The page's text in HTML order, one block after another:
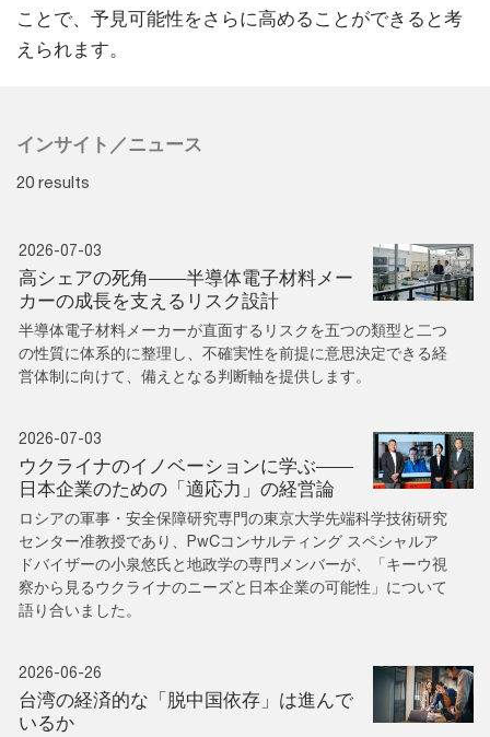
ことで、予見可能性をさらに高めることができると考
えられます。
インサイト／ニュース
20 results
2026-07-03
高シェアの死角――半導体電子材料メー
カーの成長を支えるリスク設計
半導体電子材料メーカーが直面するリスクを五つの類型と二つ
の性質に体系的に整理し、不確実性を前提に意思決定できる経
営体制に向けて、備えとなる判断軸を提供します。
2026-07-03
ウクライナのイノベーションに学ぶ——
日本企業のための「適応力」の経営論
ロシアの軍事・安全保障研究専門の東京大学先端科学技術研究
センター准教授であり、PwCコンサルティング スペシャルア
ドバイザーの小泉悠氏と地政学の専門メンバーが、「キーウ視
察から見るウクライナのニーズと日本企業の可能性」について
語り合いました。
2026-06-26
台湾の経済的な「脱中国依存」は進んで
いるか